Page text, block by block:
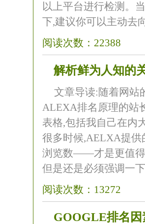
以上平台进行检测。
下,建议你可以主动去
阅读次数：22388
解析鲜为人知的
文章导读:随着网站
ALEXA排名原理的站
表格,包括我自己在内
很多时候,AELXA提
浏览数——才是更值得
但是还是必须强调一
阅读次数：13272
GOOGLE排名